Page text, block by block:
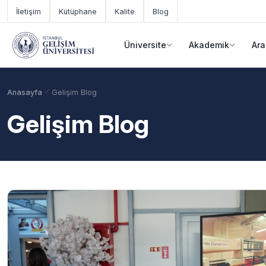
Ana içeriğe geç
İletişim Kütüphane Kalite Blog
Üniversite Akademik
Akademik Takvim Burslar Taban Puanlar
Anasayfa Gelişim Blog
Gelişim Blog